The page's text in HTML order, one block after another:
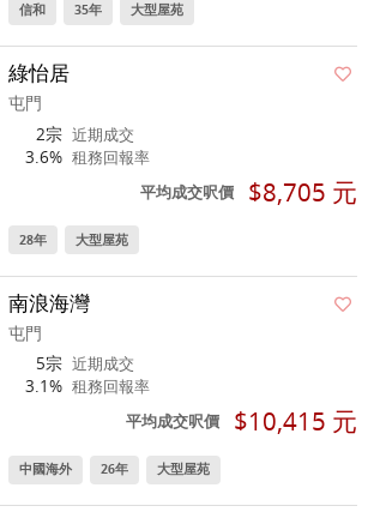
信和 35年 大型屋苑
綠怡居
屯門
2宗 近期成交
3.6% 租務回報率
平均成交呎價 $8,705 元
28年 大型屋苑
南浪海灣
屯門
5宗 近期成交
3.1% 租務回報率
平均成交呎價 $10,415 元
中國海外 26年 大型屋苑